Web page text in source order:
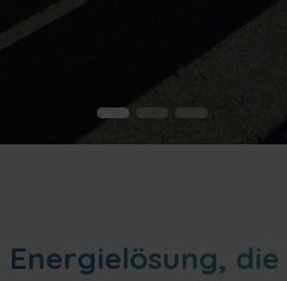
Energielösung,